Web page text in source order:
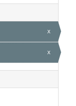
x
x